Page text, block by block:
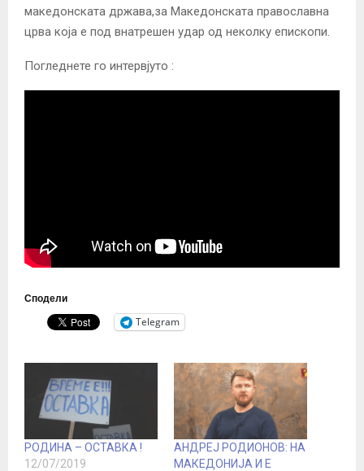
македонската држава,за Македонската православна
црва која е под внатрешен удар од неколку епископи.
Погледнете го интервјуто :
Сподели
Telegram
РОДИНА – ОСТАВКА !
12/07/2019
АНДРЕЈ РОДИОНОВ: НА
МАКЕДОНИЈА И Е